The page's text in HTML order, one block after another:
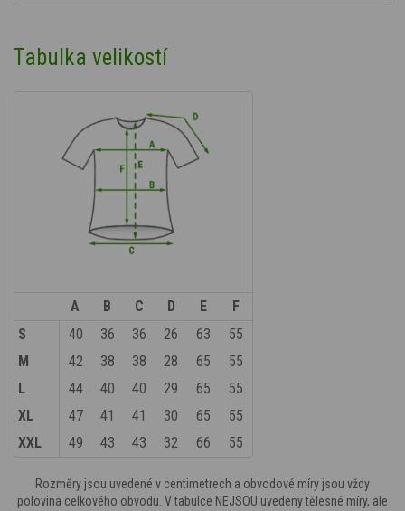
Tabulka velikostí
A B C D E
F
S
40 36 36 26 63
55
M
42 38 38 28 65
55
L
44 40 40 29 65
55
XL
47 41 41 30 65
55
XXL
49 43 43 32 66 55
Rozměry jsou uvedené v centimetrech a obvodové míry jsou vždy
polovina celkového obvodu. V tabulce NEJSOU uvedeny tělesné míry, ale